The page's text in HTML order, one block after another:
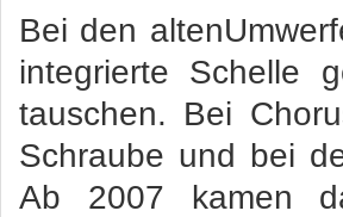
Bei den
integrierte Schelle
tauschen. Bei
Schraube und bei
Ab 2007 kamen